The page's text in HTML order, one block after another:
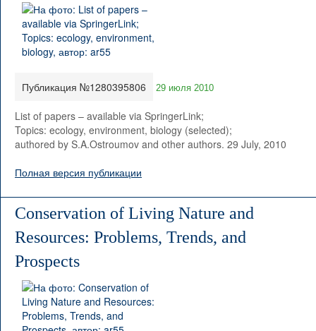
Публикация №1280395806 29 июля 2010
List of papers – available via SpringerLink;
Topics: ecology, environment, biology (selected);
authored by S.A.Ostroumov and other authors. 29 July, 2010
Полная версия публикации
Conservation of Living Nature and
Resources: Problems, Trends, and
Prospects